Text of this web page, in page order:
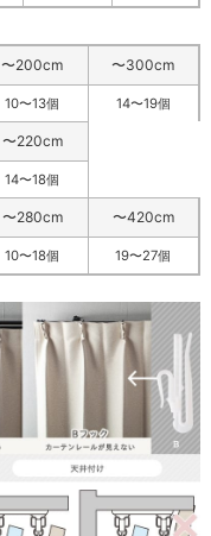
〜200cm 〜300cm
10〜13個 14〜19個
〜220cm
14〜18個
〜280cm 〜420cm
10〜18個 19〜27個